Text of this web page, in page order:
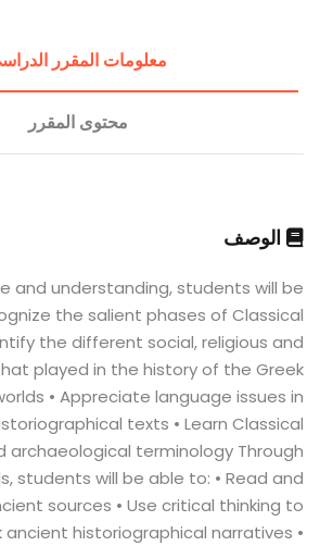
معلومات المقرر
محتوى المقرر
الوصف
and understanding, students will be
the salient phases of Classical
the different social, religious and
played in the history of the Greek
• Appreciate language issues in
texts • Learn Classical
archaeological terminology Through
students will be able to: • Read and
sources • Use critical thinking to
ancient historiographical narratives •